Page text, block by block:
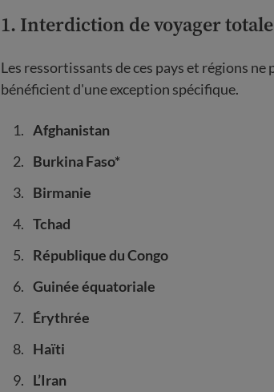
1. Interdiction de voyager
Les ressortissants de ces pays et régions
bénéficient d'une exception spécifique.
Afghanistan
Burkina Faso*
Birmanie
Tchad
République du Congo
Guinée équatoriale
Érythrée
Haïti
L’Iran